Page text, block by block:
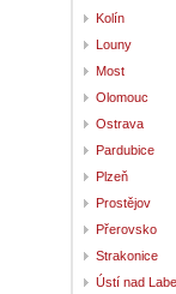
Kolín
Louny
Most
Olomouc
Ostrava
Pardubice
Plzeň
Prostějov
Přerovsko
Strakonice
Ústí nad